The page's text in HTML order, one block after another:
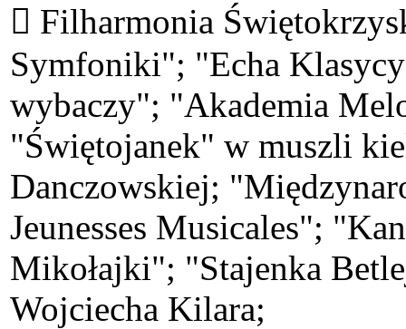
 Filharmonia
Symfoniki"; "Echa
wybaczy"; "Akademia
"Świętojanek" w muszli
Danczowskiej;
Jeunesses Musicales";
Mikołajki"; "Stajenka
Wojciecha Kilara;